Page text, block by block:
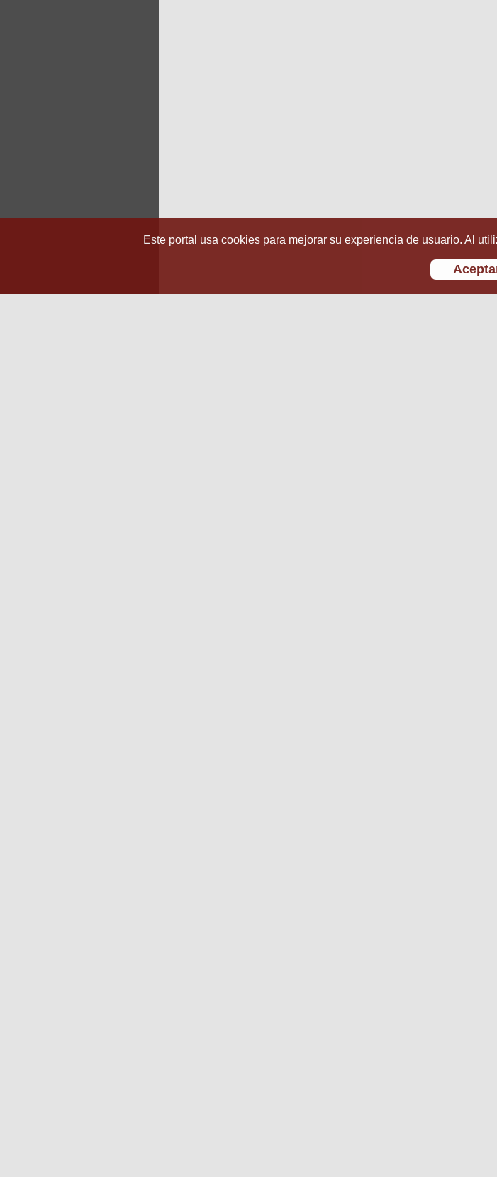
Este portal usa cookies para mejorar su experiencia de usuario. Al